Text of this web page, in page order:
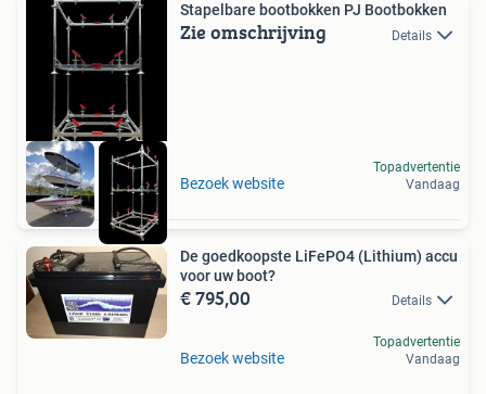
Stapelbare bootbokken PJ Bootbokken
Zie omschrijving Details
Bezoek website
Topadvertentie
Vandaag
De goedkoopste LiFePO4 (Lithium) accu
voor uw boot?
€ 795,00 Details
Bezoek website
Topadvertentie
Vandaag